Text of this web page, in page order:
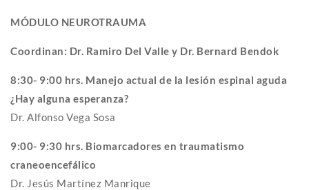
MÓDULO NEUROTRAUMA
Coordinan: Dr. Ramiro Del Valle y Dr. Bernard Bendok
8:30- 9:00 hrs. Manejo actual de la lesión espinal aguda
¿Hay alguna esperanza?
Dr. Alfonso Vega Sosa
9:00- 9:30 hrs. Biomarcadores en traumatismo
craneoencefálico
Dr. Jesús Martínez Manrique